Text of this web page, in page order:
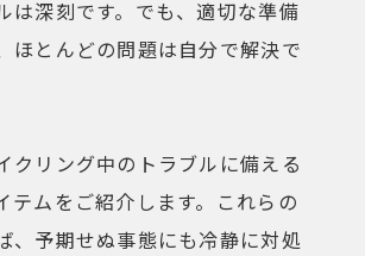
は深刻です。でも、適切な準備
ほとんどの問題は自分で解決で
クリング中のトラブルに備える
テムをご紹介します。これらの
、予期せぬ事態にも冷静に対処